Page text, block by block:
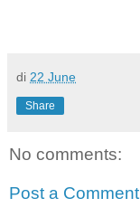
di 22 June
Share
No comments:
Post a Comment